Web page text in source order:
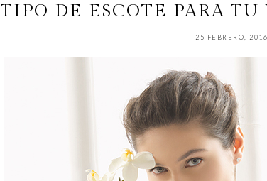
TIPO DE ESCOTE PARA
25 FEBRERO, 2016